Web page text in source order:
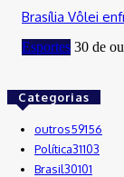
Brasília Vôlei
Esportes 30 de
Categorias
outros59156
Política31103
Brasil30101